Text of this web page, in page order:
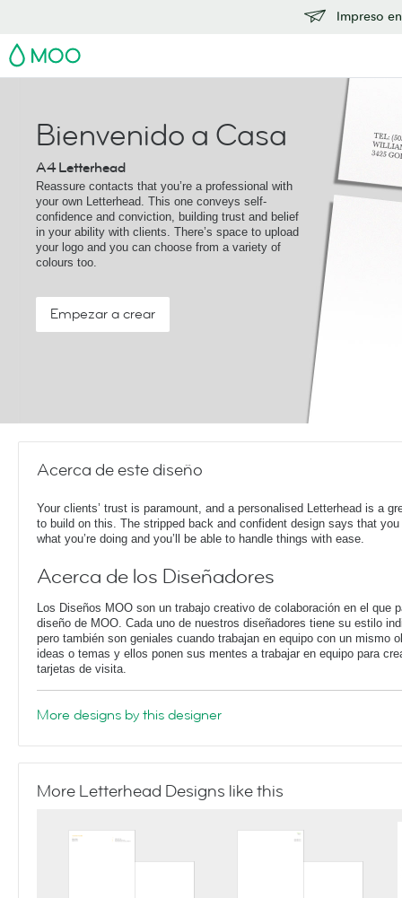
Impreso
MOO
Bienvenido a Casa
A4 Letterhead
Reassure contacts that you’re a professional with
your own Letterhead. This one conveys self-
confidence and conviction, building trust and belief
in your ability with clients. There’s space to upload
your logo and you can choose from a variety of
colours too.
Empezar a crear
Acerca de este diseño
Your clients’ trust is paramount, and a personalised Letterhead is a
to build on this. The stripped back and confident design says that you
what you’re doing and you’ll be able to handle things with ease.
Acerca de los Diseñadores
Los Diseños MOO son un trabajo creativo de colaboración en el que
diseño de MOO. Cada uno de nuestros diseñadores tiene su estilo
pero también son geniales cuando trabajan en equipo con un mismo
ideas o temas y ellos ponen sus mentes a trabajar en equipo para
tarjetas de visita.
More designs by this designer
More Letterhead Designs like this